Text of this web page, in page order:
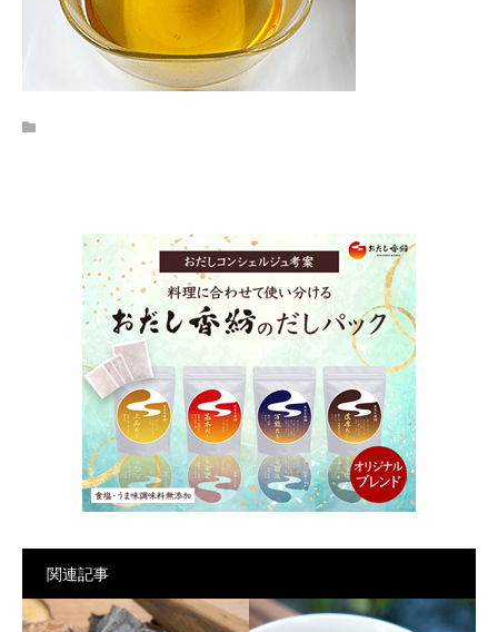
関連記事